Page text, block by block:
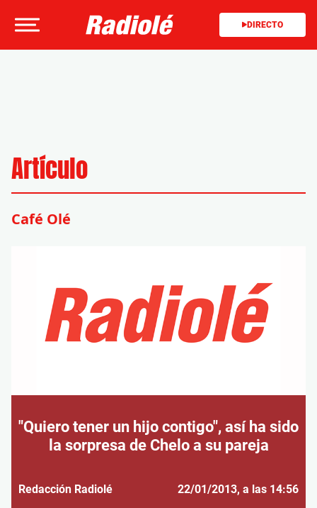
DIRECTO
Artículo
Café Olé
"Quiero tener un hijo contigo", así ha sido
la sorpresa de Chelo a su pareja
Redacción Radiolé 22/01/2013, a las 14:56